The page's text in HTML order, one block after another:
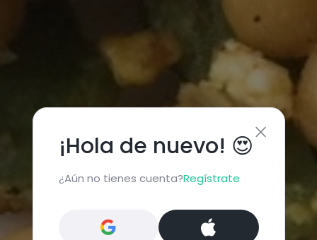
¡Hola de nuevo! 😍
¿Aún no tienes cuenta?Regístrate